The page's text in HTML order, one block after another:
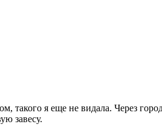
я еще не видала. Через
завесу.